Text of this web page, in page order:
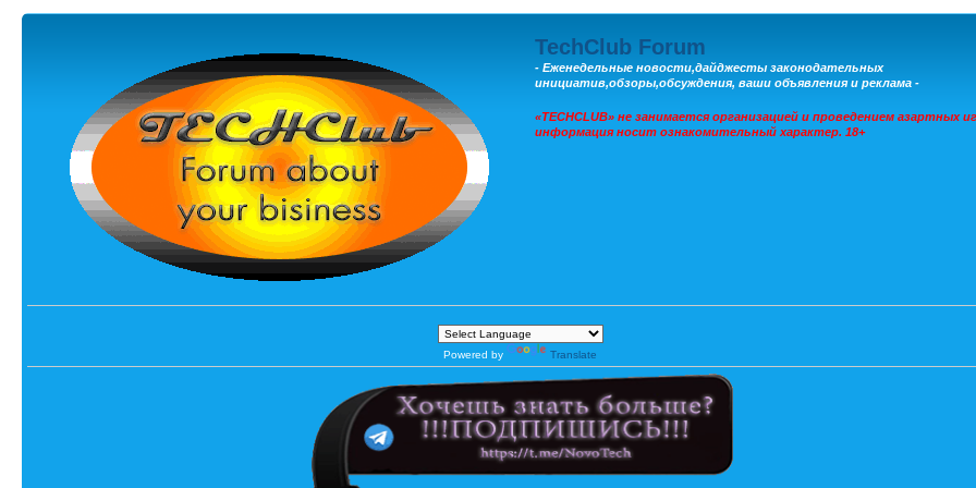
TechClub Forum
- Еженедельные новости,дайджесты законодательных
инициатив,обзоры,обсуждения, ваши объявления и реклама -
«TECHCLUB» не занимается организацией и проведением азартных
информация носит ознакомительный характер. 18+
Powered by Translate